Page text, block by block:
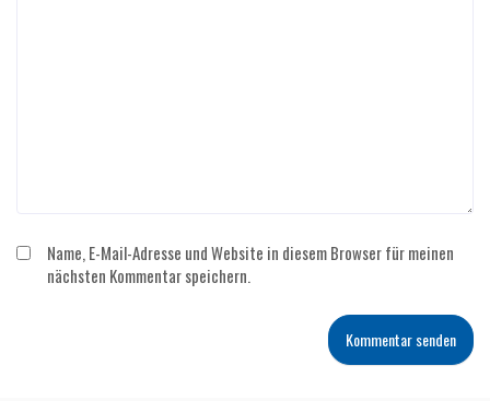
Name, E-Mail-Adresse und Website in diesem Browser für meinen
nächsten Kommentar speichern.